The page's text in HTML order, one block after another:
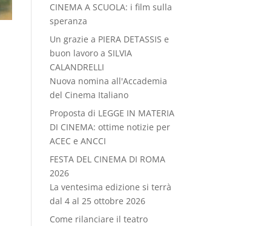
CINEMA A SCUOLA: i film sulla
speranza
Un grazie a PIERA DETASSIS e
buon lavoro a SILVIA
CALANDRELLI
Nuova nomina all'Accademia
del Cinema Italiano
Proposta di LEGGE IN MATERIA
DI CINEMA: ottime notizie per
ACEC e ANCCI
FESTA DEL CINEMA DI ROMA
2026
La ventesima edizione si terrà
dal 4 al 25 ottobre 2026
Come rilanciare il teatro